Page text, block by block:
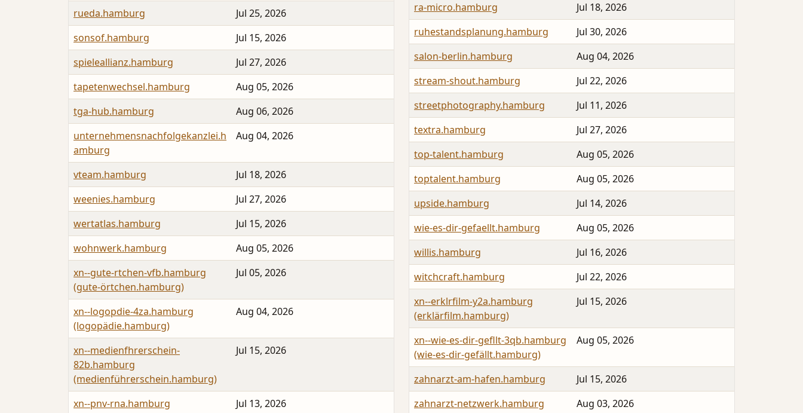
rueda.hamburg
Jul 25, 2026
sonsof.hamburg
Jul 15, 2026
spieleallianz.hamburg
Jul 27, 2026
tapetenwechsel.hamburg
Aug 05, 2026
tga-hub.hamburg
Aug 06, 2026
unternehmensnachfolgekanzlei.h
amburg
Aug 04, 2026
vteam.hamburg
Jul 18, 2026
weenies.hamburg
Jul 27, 2026
wertatlas.hamburg
Jul 15, 2026
wohnwerk.hamburg
Aug 05, 2026
xn--gute-rtchen-vfb.hamburg
(gute-örtchen.hamburg)
Jul 05, 2026
xn--logopdie-4za.hamburg
(logopädie.hamburg)
Aug 04, 2026
xn--medienfhrerschein-
82b.hamburg
(medienführerschein.hamburg)
Jul 15, 2026
xn--pnv-rna.hamburg
Jul 13, 2026
ra-micro.hamburg
Jul 18, 2026
ruhestandsplanung.hamburg
Jul 30, 2026
salon-berlin.hamburg
Aug 04, 2026
stream-shout.hamburg
Jul 22, 2026
streetphotography.hamburg
Jul 11, 2026
textra.hamburg
Jul 27, 2026
top-talent.hamburg
Aug 05, 2026
toptalent.hamburg
Aug 05, 2026
upside.hamburg
Jul 14, 2026
wie-es-dir-gefaellt.hamburg
Aug 05, 2026
willis.hamburg
Jul 16, 2026
witchcraft.hamburg
Jul 22, 2026
xn--erklrfilm-y2a.hamburg
(erklärfilm.hamburg)
Jul 15, 2026
xn--wie-es-dir-gefllt-3qb.hamburg
(wie-es-dir-gefällt.hamburg)
Aug 05, 2026
zahnarzt-am-hafen.hamburg
Jul 15, 2026
zahnarzt-netzwerk.hamburg
Aug 03, 2026